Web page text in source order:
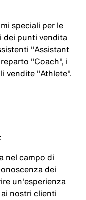
speciali per le
dei punti vendita
"Assistant
"Coach", i
vendite "Athlete".
nel campo di
dei
un'esperienza
nostri clienti